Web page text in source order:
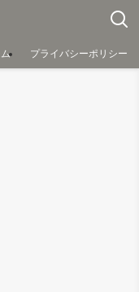
プライバシーポリシー